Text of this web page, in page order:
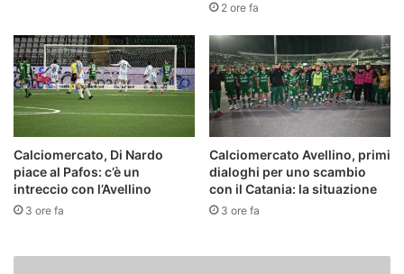
2 ore fa
Calciomercato, Di Nardo
piace al Pafos: c’è un
intreccio con l’Avellino
3 ore fa
Calciomercato Avellino, primi
dialoghi per uno scambio
con il Catania: la situazione
3 ore fa